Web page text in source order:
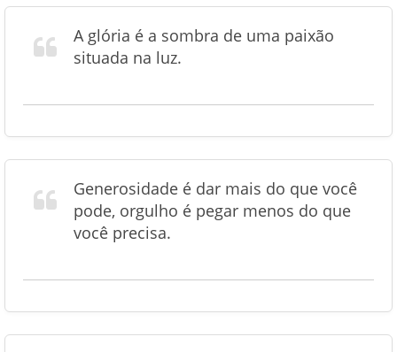
A glória é a sombra de uma paixão
situada na luz.
Generosidade é dar mais do que você
pode, orgulho é pegar menos do que
você precisa.